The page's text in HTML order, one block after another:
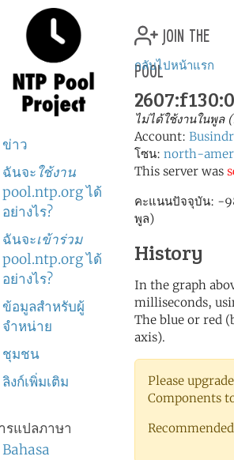
ข่าว
ฉันจะใช้งาน
pool.ntp.org ได้
อย่างไร?
ฉันจะเข้าร่วม
pool.ntp.org ได้
อย่างไร?
ข้อมูลสำหรับผู้
จำหน่าย
ชุมชน
ลิงก์เพิ่มเติม
รแปลภาษา
Bahasa
join the
pool
กลับไปหน้าแรก
ไม่ได้ใช้งานในพูล
Account:
โซน: north-
This server was
คะแนนปัจจุบัน: -
พูล)
History
In the graph
milliseconds,
The blue or red
axis).
Please
Components